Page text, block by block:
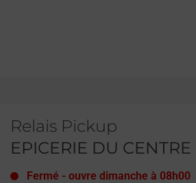
Relais Pickup
EPICERIE DU CENTRE
Fermé - ouvre dimanche à 08h00